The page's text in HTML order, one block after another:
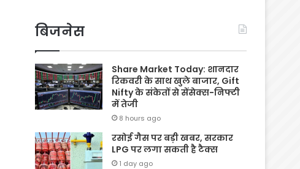
बिजनेस
Share Market Today: शानदार
रिकवरी के साथ खुले बाजार, Gift
Nifty के संकेतों से सेंसेक्स-निफ्टी
में तेजी
8 hours ago
रसोई गैस पर बड़ी खबर, सरकार
LPG पर लगा सकती है टैक्स
1 day ago